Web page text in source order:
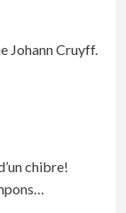
Johann Cruyff.
chibre!